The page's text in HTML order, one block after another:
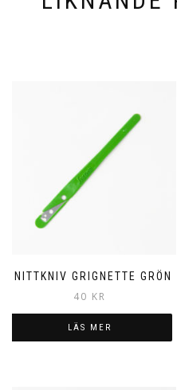
SNITTKNIV GRIGNETTE GRÖN
40 KR
LÄS MER